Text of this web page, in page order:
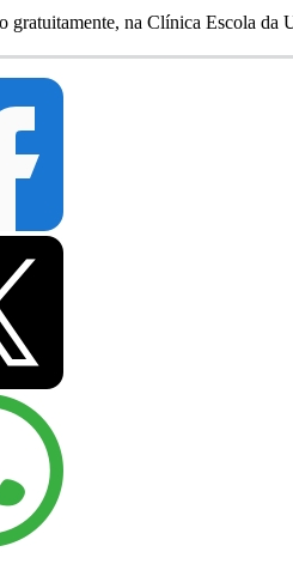
gratuitamente, na Clínica Escola da